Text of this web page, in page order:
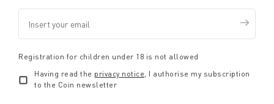
Registration for children under 18 is not allowed
Having read the privacy notice, I authorise my subscription
to the Coin newsletter